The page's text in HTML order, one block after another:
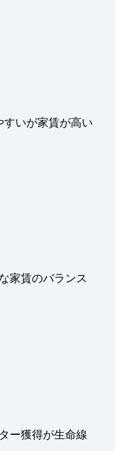
すいが家賃が高い
家賃のバランス
ー獲得が生命線